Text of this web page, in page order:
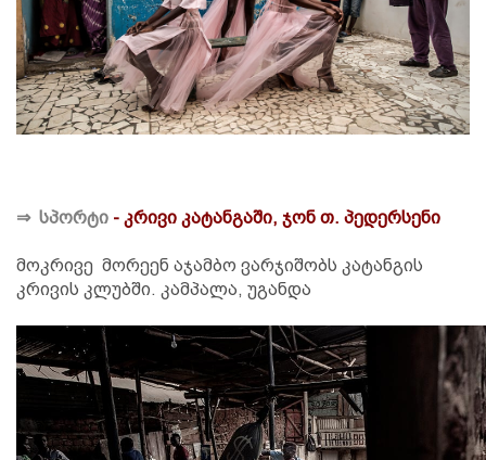
⇒ სპორტი - კრივი კატანგაში, ჯონ თ. პედერსენი
მოკრივე მორეენ აჯამბო ვარჯიშობს კატანგის
კრივის კლუბში. კამპალა, უგანდა